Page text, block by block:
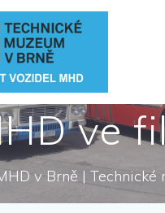
Přeskočit
ve
v Brně | Technické